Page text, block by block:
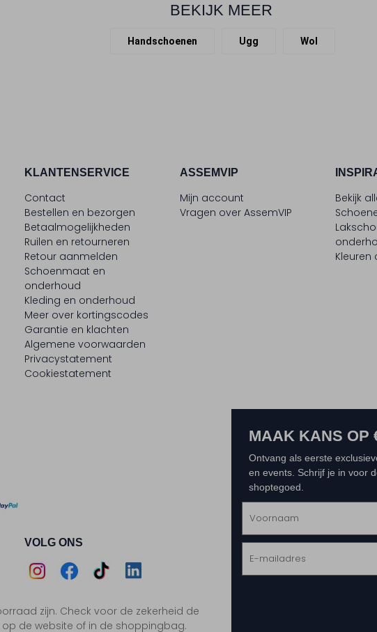
BEKIJK MEER
Handschoenen Ugg Wol
KLANTENSERVICE
Contact
Bestellen en bezorgen
Betaalmogelijkheden
Ruilen en retourneren
Retour aanmelden
Schoenmaat en
onderhoud
Kleding en onderhoud
Meer over kortingscodes
Garantie en klachten
Algemene voorwaarden
Privacystatement
Cookiestatement
ASSEMVIP
Mijn account
Vragen over AssemVIP
Bekijk
VOLG ONS
Instagram
Facebook
TikTokLinkedIn
zijn. Check voor de zekerheid de
de website of in de shoppingbag.
MAAK KANS OP
Ontvang als eerste
en events. Schrijf je in voor
shoptegoed.